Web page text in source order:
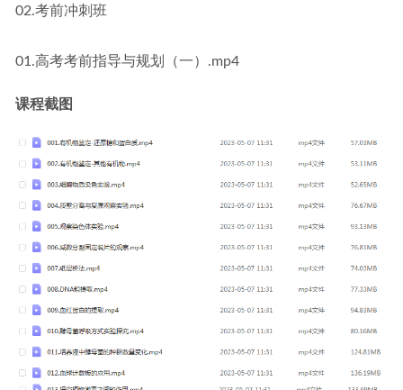
02.考前冲刺班
01.高考考前指导与规划（一）.mp4
课程截图